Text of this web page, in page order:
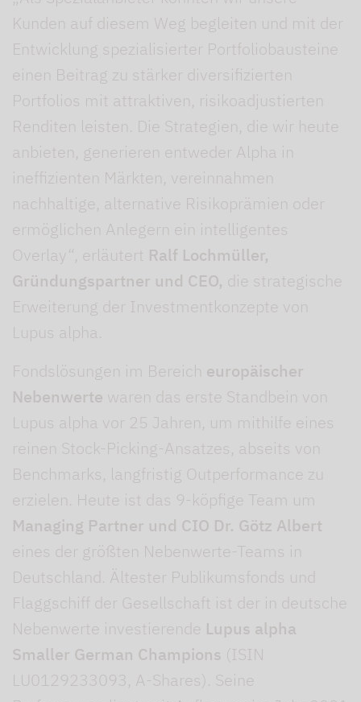
Kunden auf diesem Weg begleiten und mit der
Entwicklung spezialisierter Portfoliobausteine
einen Beitrag zu stärker diversifizierten
Portfolios mit attraktiven, risikoadjustierten
Renditen leisten. Die Strategien, die wir heute
anbieten, generieren entweder Alpha in
ineffizienten Märkten, vereinnahmen
nachhaltige, alternative Risikoprämien oder
ermöglichen Anlegern ein intelligentes
Overlay“, erläutert Ralf Lochmüller,
Gründungspartner und CEO, die strategische
Erweiterung der Investmentkonzepte von
Lupus alpha.
Fondslösungen im Bereich europäischer
Nebenwerte waren das erste Standbein von
Lupus alpha vor 25 Jahren, um mithilfe eines
reinen Stock-Picking-Ansatzes, abseits von
Benchmarks, langfristig Outperformance zu
erzielen. Heute ist das 9-köpfige Team um
Managing Partner und CIO Dr. Götz Albert
eines der größten Nebenwerte-Teams in
Deutschland. Ältester Publikumsfonds und
Flaggschiff der Gesellschaft ist der in deutsche
Nebenwerte investierende Lupus alpha
Smaller German Champions (ISIN
LU0129233093, A-Shares). Seine